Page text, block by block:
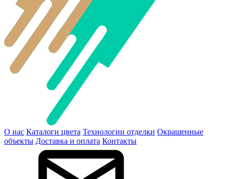
О нас Каталоги цвета Технологии отделки Окрашенные
объекты Доставка и оплата Контакты